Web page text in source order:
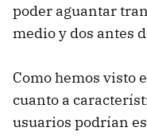
poder aguantar
medio y dos antes
Como hemos visto
cuanto a
usuarios podrían